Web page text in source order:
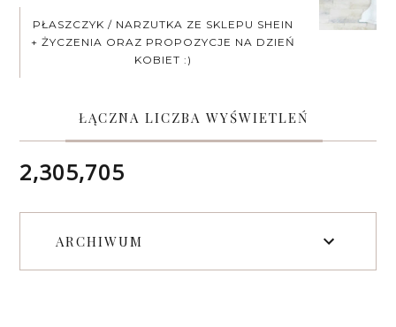
PŁASZCZYK / NARZUTKA ZE SKLEPU SHEIN
+ ŻYCZENIA ORAZ PROPOZYCJE NA DZIEŃ
KOBIET :)
ŁĄCZNA LICZBA WYŚWIETLEŃ
2,305,705
ARCHIWUM